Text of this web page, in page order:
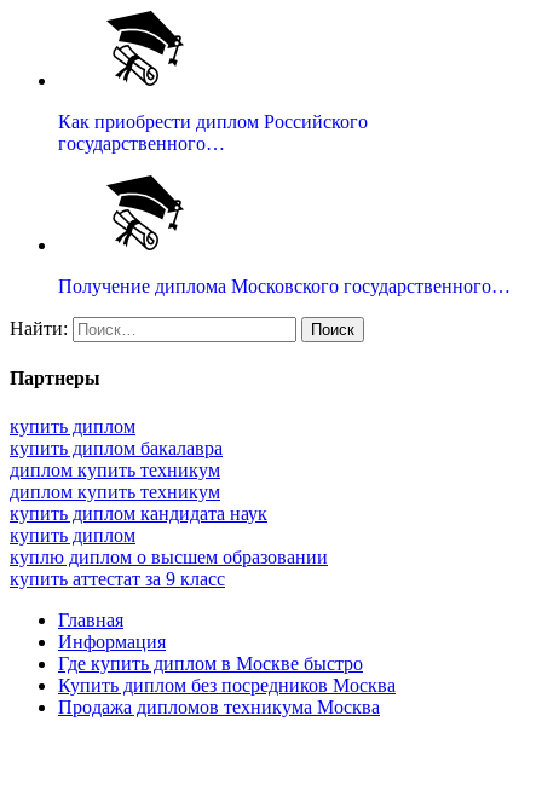
Как приобрести диплом Российского
государственного…
Получение диплома Московского государственного…
Найти:
Партнеры
купить диплом
купить диплом бакалавра
диплом купить техникум
диплом купить техникум
купить диплом кандидата наук
купить диплом
куплю диплом о высшем образовании
купить аттестат за 9 класс
Главная
Информация
Где купить диплом в Москве быстро
Купить диплом без посредников Москва
Продажа дипломов техникума Москва